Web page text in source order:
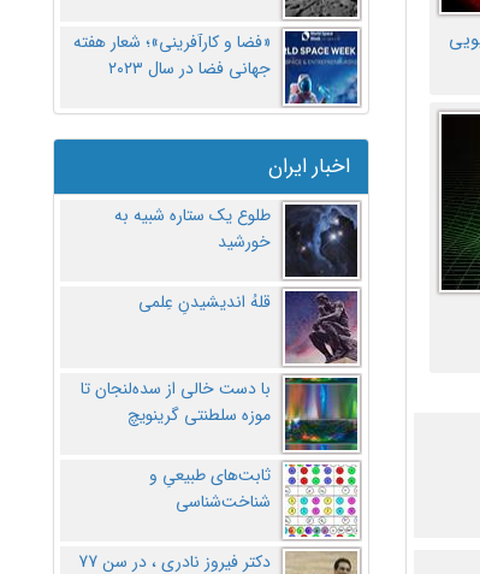
«فضا و کارآفرینی»؛ شعار هفته
جهانی فضا در سال ۲۰۲۳
اخبار ایران
طلوع یک ستاره شبیه به
خورشید
قلهُ اندیشیدنِ عِلمی
با دست خالی از سده‌لنجان تا
موزه سلطنتی گرینویچ
ثابت‌های طبیعیِ و
شناخت‌شناسی
دکتر فیروز نادری ، در سن 77